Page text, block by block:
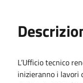
L’Ufficio tecnico
inizieranno i lavori